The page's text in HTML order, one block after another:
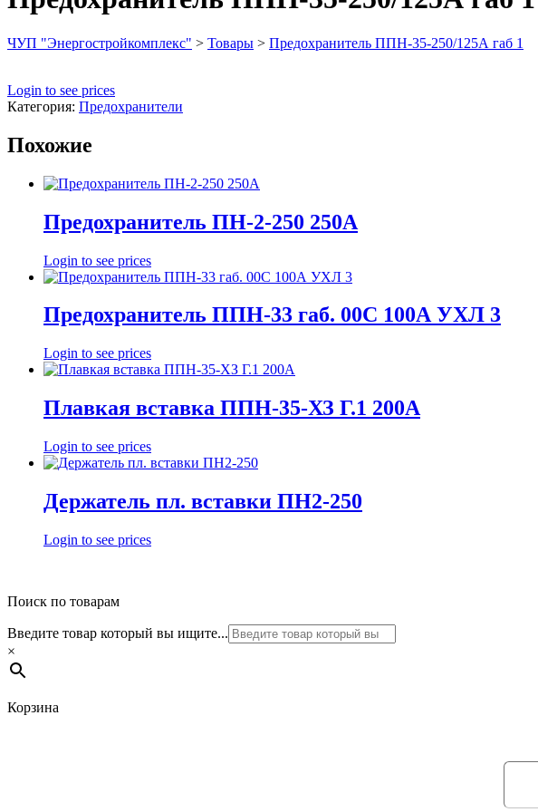
ЧУП "Энергостройкомплекс" > Товары > Предохранитель ППН-35-250/125А габ 1
Login to see prices
Категория: Предохранители
Похожие
Предохранитель ПН-2-250 250А
Login to see prices
Предохранитель ППН-33 габ. 00С 100А УХЛ 3
Login to see prices
Плавкая вставка ППН-35-ХЗ Г.1 200А
Login to see prices
Держатель пл. вставки ПН2-250
Login to see prices
Поиск по товарам
Введите товар который вы ищите...
×
Корзина